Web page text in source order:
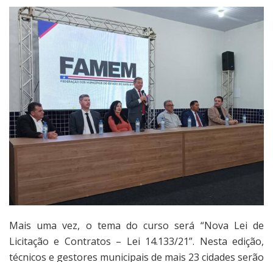
Mais uma vez, o tema do curso será “Nova Lei de
Licitação e Contratos – Lei 14.133/21”. Nesta edição,
técnicos e gestores municipais de mais 23 cidades serão